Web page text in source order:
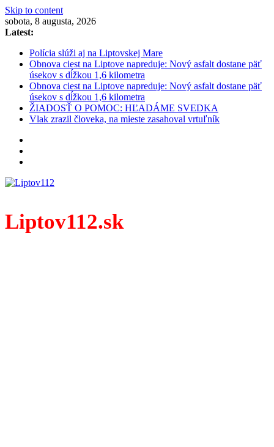
Skip to content
sobota, 8 augusta, 2026
Latest:
Polícia slúži aj na Liptovskej Mare
Obnova ciest na Liptove napreduje: Nový asfalt dostane päť
úsekov s dĺžkou 1,6 kilometra
Obnova ciest na Liptove napreduje: Nový asfalt dostane päť
úsekov s dĺžkou 1,6 kilometra
ŽIADOSŤ O POMOC: HĽADÁME SVEDKA
Vlak zrazil človeka, na mieste zasahoval vrtuľník
Liptov112.sk